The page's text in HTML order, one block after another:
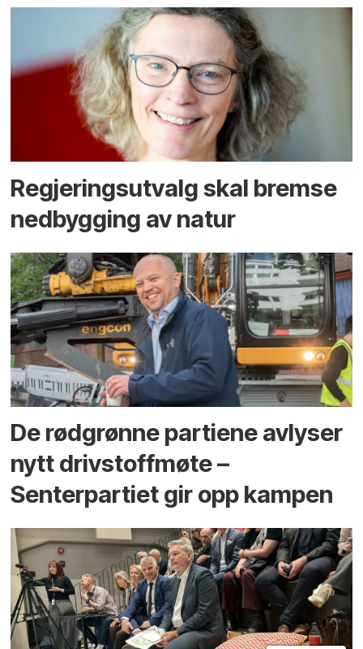
Regjerings­utvalg skal bremse
ned­bygging av natur
De rødgrønne partiene avlyser
nytt drivstoffmøte –
Senterpartiet gir opp kampen